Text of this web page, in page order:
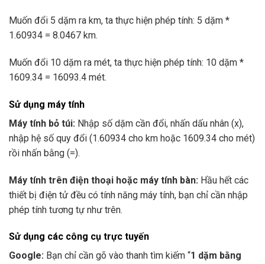
Muốn đổi 5 dặm ra km, ta thực hiện phép tính: 5 dặm *
1.60934 = 8.0467 km.
Muốn đổi 10 dặm ra mét, ta thực hiện phép tính: 10 dặm *
1609.34 = 16093.4 mét.
Sử dụng máy tính
Máy tính bỏ túi: Nhập số dặm cần đổi, nhấn dấu nhân (x),
nhập hệ số quy đổi (1.60934 cho km hoặc 1609.34 cho mét)
rồi nhấn bằng (=).
Máy tính trên điện thoại hoặc máy tính bàn: Hầu hết các
thiết bị điện tử đều có tính năng máy tính, bạn chỉ cần nhập
phép tính tương tự như trên.
Sử dụng các công cụ trực tuyến
Google: Bạn chỉ cần gõ vào thanh tìm kiếm “1 dặm bằng